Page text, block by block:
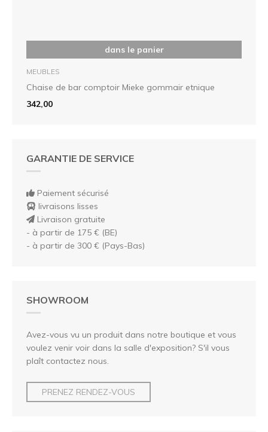
dans le panier
MEUBLES
Chaise de bar comptoir Mieke gommair etnique
342,00
GARANTIE DE SERVICE
Paiement sécurisé
livraisons lisses
Livraison gratuite
- à partir de 175 € (BE)
- à partir de 300 € (Pays-Bas)
SHOWROOM
Avez-vous vu un produit dans notre boutique et vous
voulez venir voir dans la salle d'exposition? S'il vous
plaît contactez nous.
PRENEZ RENDEZ-VOUS